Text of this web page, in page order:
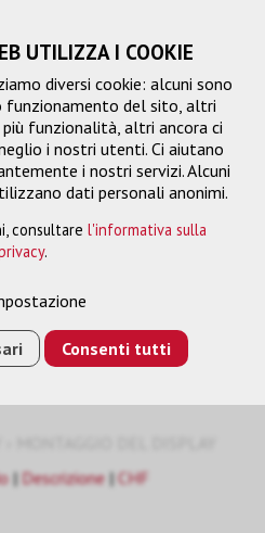
| Descrizione |CHF
UTILIZZA I COOKIE
diversi cookie: alcuni sono
funzionamento del sito, altri
funzionalità, altri ancora ci
i nostri utenti. Ci aiutano
i nostri servizi. Alcuni
dati personali anonimi.
consultare l'informativa sulla
.
Consenti tutti